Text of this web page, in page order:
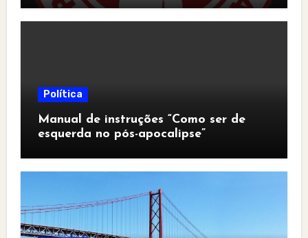
Política
Manual de instruções “Como ser de
esquerda no pós-apocalipse”